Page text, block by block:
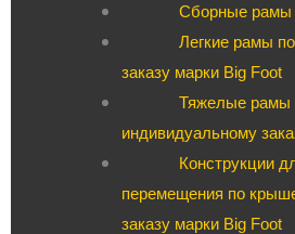
Сборные рамы
Легкие рамы
заказу марки Big Foot
Тяжелые рамы
индивидуальному
Конструкции
перемещения по
заказу марки Big Foot